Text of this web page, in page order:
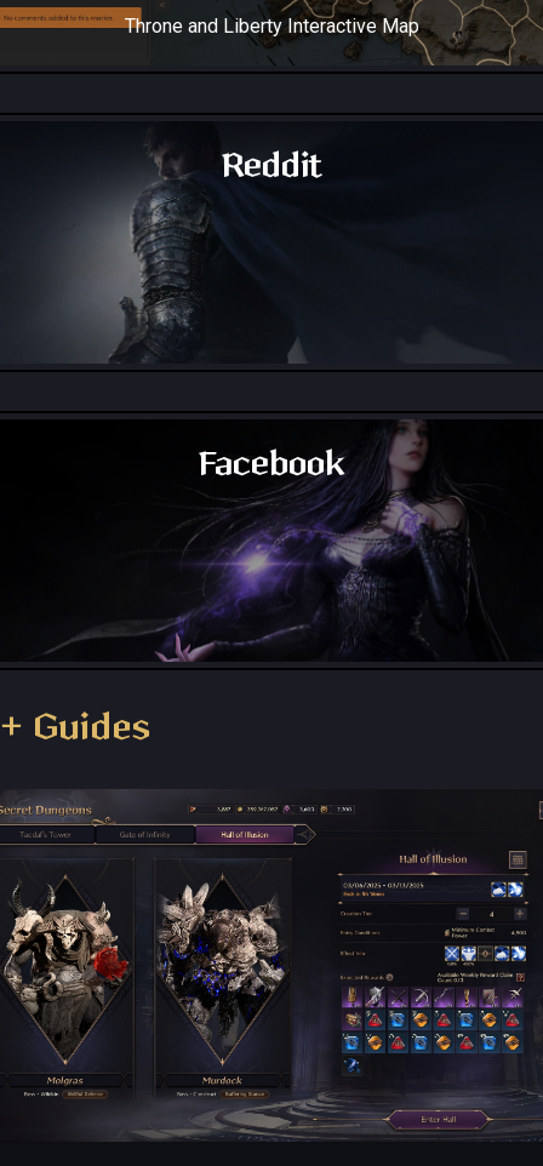
Throne and Liberty Interactive Map
Reddit
Throne and Liberty - Reddit
Facebook
+ Guides